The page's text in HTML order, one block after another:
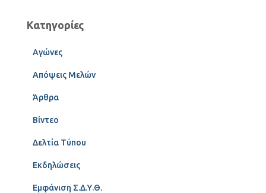
Κατηγορίες
Αγώνες
Απόψεις Μελών
Άρθρα
Βίντεο
Δελτία Τύπου
Εκδηλώσεις
Εμφάνιση Σ.Δ.Υ.Θ.